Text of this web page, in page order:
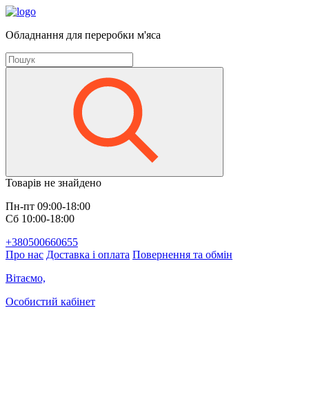
Обладнання для переробки м'яса
Товарів не знайдено
Пн-пт 09:00-18:00
Сб 10:00-18:00
+380500660655
Про нас Доставка і оплата Повернення та обмін
Вітаємо,
Особистий кабінет